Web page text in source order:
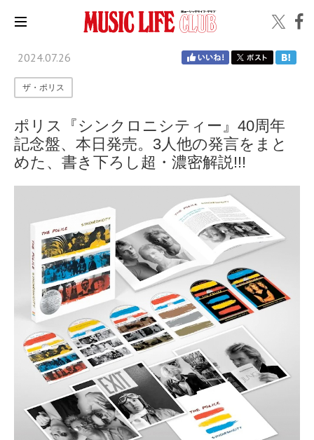
2024.07.26
ザ・ポリス
ポリス『シンクロニシティー』40周年
記念盤、本日発売。3人他の発言をまと
めた、書き下ろし超・濃密解説!!!